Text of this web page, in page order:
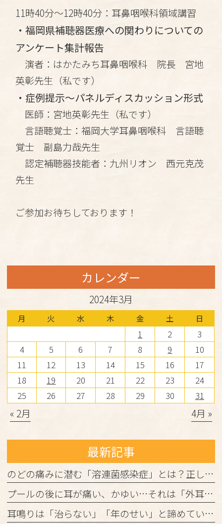
11時40分～12時40分：耳鼻咽喉科領域講習
・福岡県補聴器医療への関わりについての
アンケート集計報告
演者：はかたみち耳鼻咽喉科 院長 宮地
英彰先生（私です）
・症例提示～パネルディスカッション形式
医師：宮地英彰先生（私です）
言語聴覚士：福岡大学耳鼻咽喉科 言語聴
覚士 副島力哉先生
認定補聴器技能者：九州リオン 西元克茂
先生
ご参加お待ちしております！
カレンダー
2024年3月
月 火 水 木 金 土 日
1 2
3
4
5 6 7 8 9
10
11
12 13 14 15 16
17
18
19 20 21 22 23
24
25
26 27 28 29 30 31
« 2月 4月 »
最新記事
のどの痛みに潜む「溶連菌感染症」とは？正しく理解して、しっかり治しましょう
プールの後に耳が痛い、かゆい…それは「外耳炎」かもしれません。
耳鳴りは「治らない」「年のせい」と諦めていませんか？